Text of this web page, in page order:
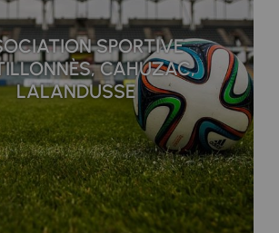
SPORTIVE
CAHUZAC,
LALANDUSSE